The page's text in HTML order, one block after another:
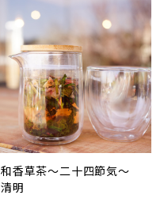
和香草茶～二十四節気～
清明